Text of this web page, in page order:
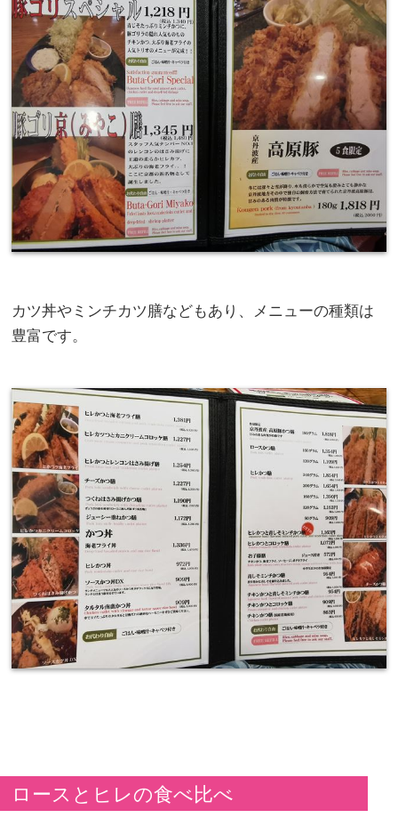
カツ丼やミンチカツ膳などもあり、メニューの種類は
豊富です。
ロースとヒレの食べ比べ